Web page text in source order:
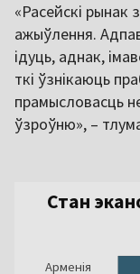
«Расейскі рынак
ажыўлення.
ідуць, аднак,
ткі ўзнікаюць
прамысловасць
ўзроўню», –